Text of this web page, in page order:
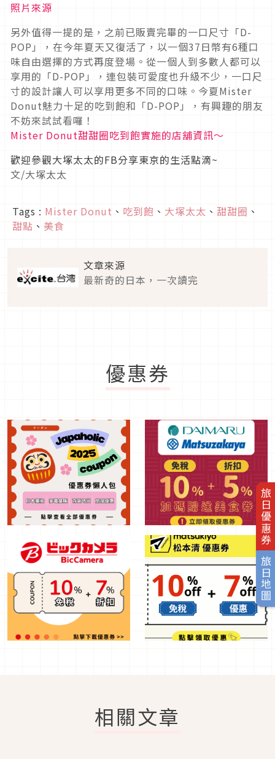
旅日優惠券
旅日地圖
照片來源
另外值得一提的是，之前已販賣完畢的一口尺寸「D-
POP」，在今年夏天又復活了，以一個37日幣有6種口
味自由選擇的方式再度登場。從一個人到多數人都可以
享用的「D-POP」，連包裝可愛度也升級不少，一口尺
寸的設計讓人可以享用更多不同的口味。今夏Mister
Donut魅力十足的吃到飽和「D-POP」，有興趣的朋友
不妨來試試看囉！
Mister Donut甜甜圈吃到飽實施的店舖資訊～
歡迎參觀大塚太太的FB分享東京的生活點滴~
文/大塚太太
Tags : Mister Donut 、 吃到飽 、 大塚太太 、 甜甜圈 、
甜點 、 美食
文章來源
最新奇的日本，一次讀完
優惠券
相關文章